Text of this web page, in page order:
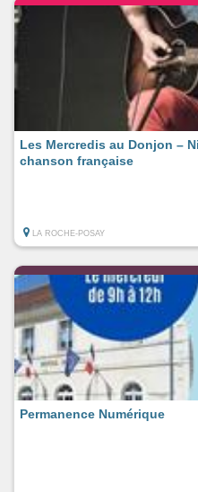
Les Mercredis au Donjon –
chanson française
LA ROCHE-POSAY
Permanence Numérique